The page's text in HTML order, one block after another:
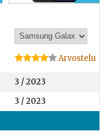
Arvostelu
3 / 2023
3 / 2023